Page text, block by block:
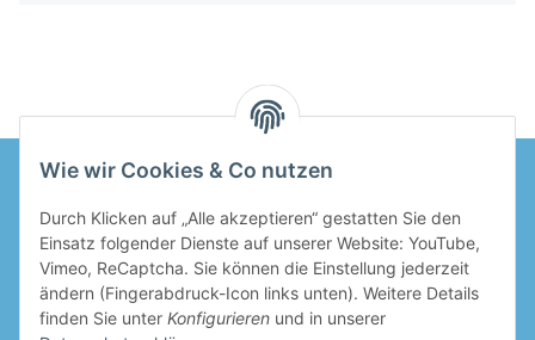
Informationen
Gesetzliche Informationen
Wie wir Cookies & Co nutzen
Durch Klicken auf „Alle akzeptieren“ gestatten Sie den
Einsatz folgender Dienste auf unserer Website: YouTube,
Vimeo, ReCaptcha. Sie können die Einstellung jederzeit
ändern (Fingerabdruck-Icon links unten). Weitere Details
finden Sie unter Konfigurieren und in unserer